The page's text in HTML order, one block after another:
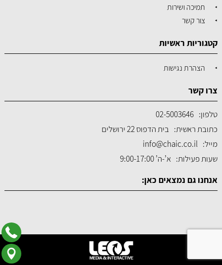
תמיכה ושירות
צור קשר
קטגוריות ראשיות
הצהרת נגישות
צרו קשר
טלפון: 02-5003646
כתובת ראשית: בית הדפוס 22 ירושלים
מייל: info@chaic.co.il
שעות פעילות: א’-ה’ 9:00-17:00
אנחנו גם נמצאים כאן: